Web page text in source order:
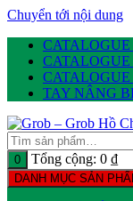
Chuyển tới nội dung
TAY NÂNG
0 Tổng cộng: 0 ₫
DANH MỤC SẢN